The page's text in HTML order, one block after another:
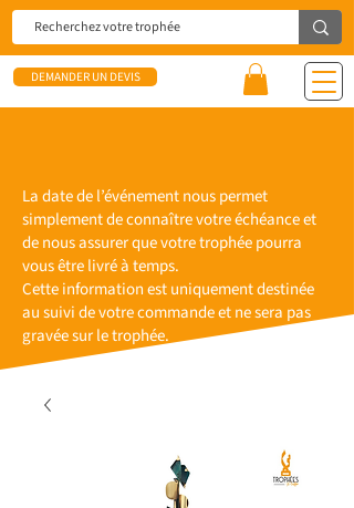
DEMANDER UN DEVIS
La date de l’événement nous permet
simplement de connaître votre échéance et
de nous assurer que votre trophée pourra
vous être livré à temps.
Cette information est uniquement destinée
au suivi de votre commande et ne sera pas
gravée sur le trophée.